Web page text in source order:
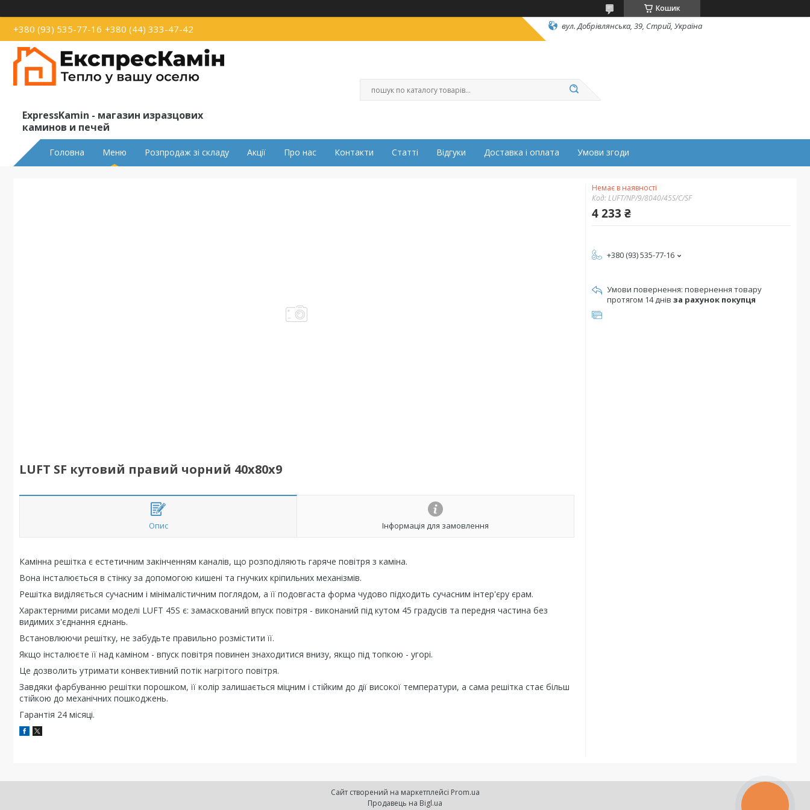
Кошик
+380 (93) 535-77-16 +380 (44) 333-47-42 вул. Добрівлянська, 39, Стрий, Україна
ExpressKamin - магазин изразцових
каминов и печей
Головна Меню Розпродаж зі складу Акції Про нас Контакти Статті Відгуки Доставка і оплата Умови згоди
LUFT SF кутовий правий чорний 40x80x9
Опис Інформація для замовлення
Камінна решітка є естетичним закінченням каналів, що розподіляють гаряче повітря з каміна.
Вона інсталюється в стінку за допомогою кишені та гнучких кріпильних механізмів.
Решітка виділяється сучасним і мінімалістичним поглядом, а її подовгаста форма чудово підходить сучасним інтер'єру єрам.
Характерними рисами моделі LUFT 45S є: замаскований впуск повітря - виконаний під кутом 45 градусів та передня частина без
видимих з'єднання єднань.
Встановлюючи решітку, не забудьте правильно розмістити її.
Якщо інсталюєте її над каміном - впуск повітря повинен знаходитися внизу, якщо під топкою - угорі.
Це дозволить утримати конвективний потік нагрітого повітря.
Завдяки фарбуванню решітки порошком, її колір залишається міцним і стійким до дії високої температури, а сама решітка стає більш
стійкою до механічних пошкоджень.
Гарантія 24 місяці.
Немає в наявності
Код:LUFT/NP/9/8040/45S/C/SF
4 233 ₴
+380 (93) 535-77-16
повернення товару
протягом 14 днів за рахунок покупця
Сайт створений на маркетплейсі Prom.ua
Продавець на Bigl.ua